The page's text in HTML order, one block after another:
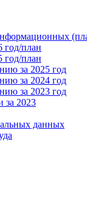
год/план
год/план
за 2025 год
за 2024 год
за 2023 год
за 2023
данных